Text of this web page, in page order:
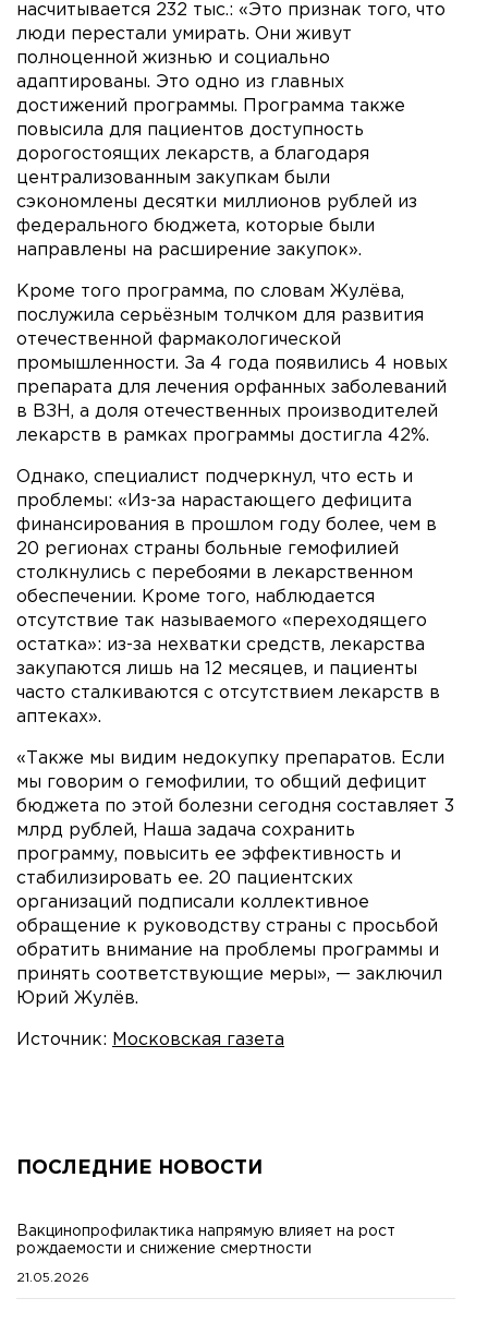
насчитывается 232 тыс.: «Это признак того, что
люди перестали умирать. Они живут
полноценной жизнью и социально
адаптированы. Это одно из главных
достижений программы. Программа также
повысила для пациентов доступность
дорогостоящих лекарств, а благодаря
централизованным закупкам были
сэкономлены десятки миллионов рублей из
федерального бюджета, которые были
направлены на расширение закупок».
Кроме того программа, по словам Жулёва,
послужила серьёзным толчком для развития
отечественной фармакологической
промышленности. За 4 года появились 4 новых
препарата для лечения орфанных заболеваний
в ВЗН, а доля отечественных производителей
лекарств в рамках программы достигла 42%.
Однако, специалист подчеркнул, что есть и
проблемы: «Из-за нарастающего дефицита
финансирования в прошлом году более, чем в
20 регионах страны больные гемофилией
столкнулись с перебоями в лекарственном
обеспечении. Кроме того, наблюдается
отсутствие так называемого «переходящего
остатка»: из-за нехватки средств, лекарства
закупаются лишь на 12 месяцев, и пациенты
часто сталкиваются с отсутствием лекарств в
аптеках».
«Также мы видим недокупку препаратов. Если
мы говорим о гемофилии, то общий дефицит
бюджета по этой болезни сегодня составляет 3
млрд рублей, Наша задача сохранить
программу, повысить ее эффективность и
стабилизировать ее. 20 пациентских
организаций подписали коллективное
обращение к руководству страны с просьбой
обратить внимание на проблемы программы и
принять соответствующие меры», — заключил
Юрий Жулёв.
Источник: Московская газета
ПОСЛЕДНИЕ НОВОСТИ
Вакцинопрофилактика напрямую влияет на рост
рождаемости и снижение смертности
21.05.2026